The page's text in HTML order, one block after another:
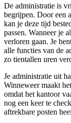
De administratie is
begrijpen. Door een
kan je deze tijd
passen. Wanneer je
verloren gaan. Je
alle functies van de
zo tientallen uren
Je administratie uit
Winneweer maakt
omdat het kantoor
nog een keer te
aftrekbare posten